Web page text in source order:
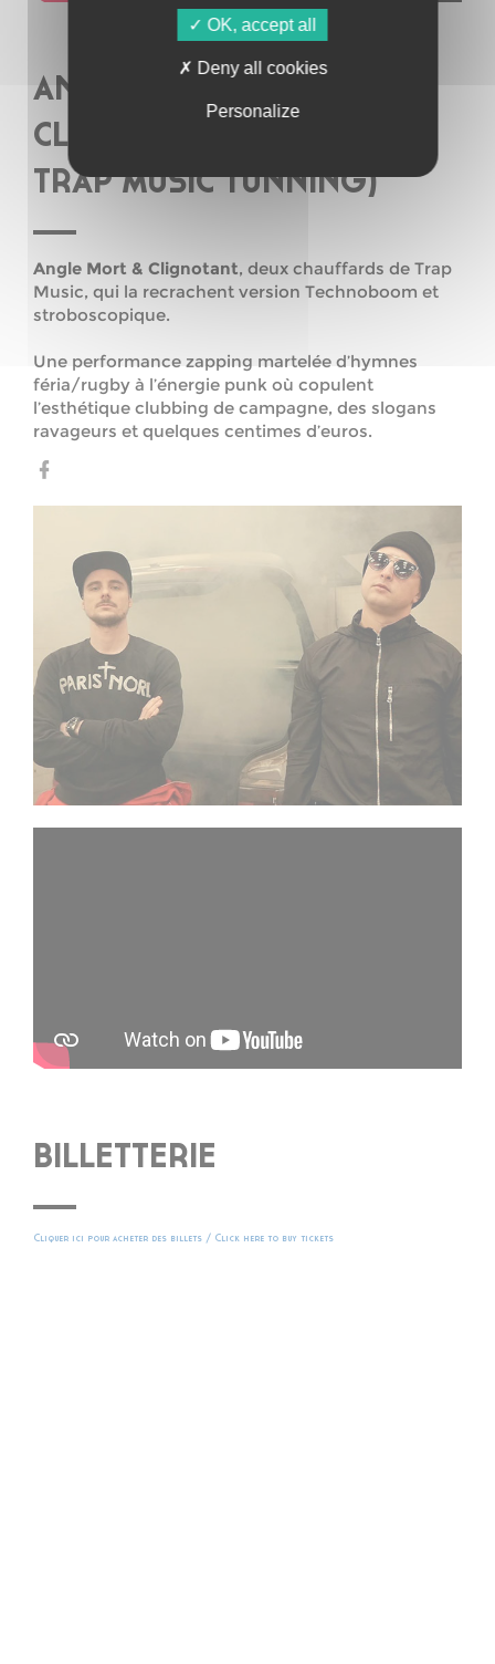
ANGLE MORT &
CLIGNOTANT (ORLEANS –
TRAP MUSIC TUNNING)
Angle Mort & Clignotant, deux chauffards de Trap
Music, qui la recrachent version Technoboom et
stroboscopique.
Une performance zapping martelée d’hymnes
féria/rugby à l’énergie punk où copulent
l’esthétique clubbing de campagne, des slogans
ravageurs et quelques centimes d’euros.
BILLETTERIE
Cliquer ici pour acheter des billets / Click here to buy tickets
OK, accept all
Deny all cookies
Personalize